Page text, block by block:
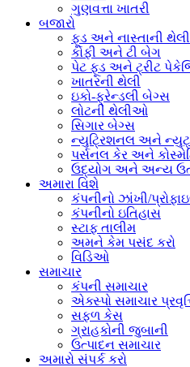
ગુણવત્તા ખાતરી
બજારો
ફૂડ અને નાસ્તાની થેલી
કોફી અને ટી બેગ
પેટ ફૂડ અને ટ્રીટ
ખાતરની થેલી
ઇકો-ફ્રેન્ડલી બેગ્સ
લોટની થેલીઓ
સિગાર બેગ્સ
ન્યુટ્રિશનલ અને
પર્સનલ કેર અને
ઉદ્યોગ અને અન્ય
અમારા વિશે
કંપનીનો ઝાંખી/
કંપનીનો ઇતિહાસ
સ્ટાફ તાલીમ
અમને કેમ પસંદ કરો
વિડિઓ
સમાચાર
કંપની સમાચાર
એક્સ્પો સમાચાર
સફળ કેસ
ગ્રાહકોની જુબાની
ઉત્પાદન સમાચાર
અમારો સંપર્ક કરો